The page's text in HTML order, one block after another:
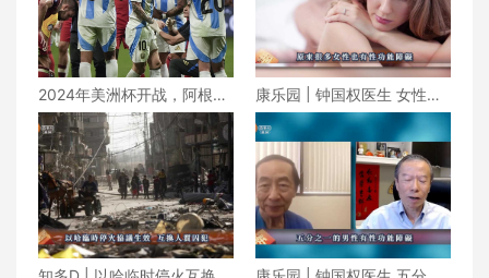
2024年美洲杯开战，阿根廷
揭幕战2-0力克加拿大
康乐园 | 钟国权医生 女性也
有性功能障碍